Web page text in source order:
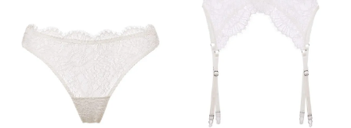
выбрать
на
странице
товара.
Опции
можно
выбрать
странице